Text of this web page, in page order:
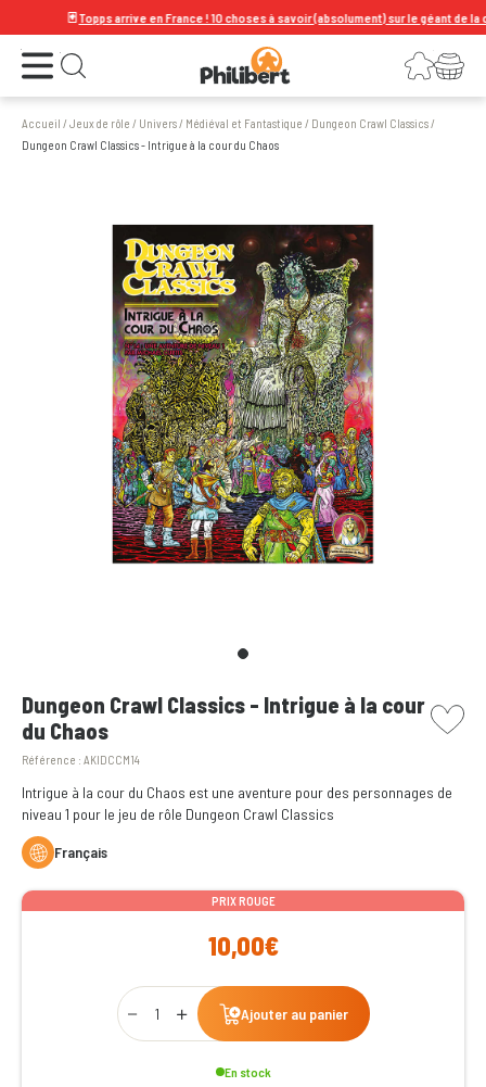
Topps arrive en France ! 10 choses à savoir (absolument) sur le géant de la
Ouvrir le menu Ouvrir la recherche Connexion
Votre panier
Accueil /Jeux de rôle / Univers/ Médiéval et Fantastique / Dungeon Crawl Classics/
Dungeon Crawl Classics - Intrigue à la cour du Chaos
Dungeon Crawl Classics - Intrigue à la cour
du Chaos
Référence : AKIDCCM14
picto
Intrigue à la cour du Chaos est une aventure pour des personnages de
niveau 1 pour le jeu de rôle Dungeon Crawl Classics
Français
PRIX ROUGE
10,00€
Qty
Ajouter au panier
En stock